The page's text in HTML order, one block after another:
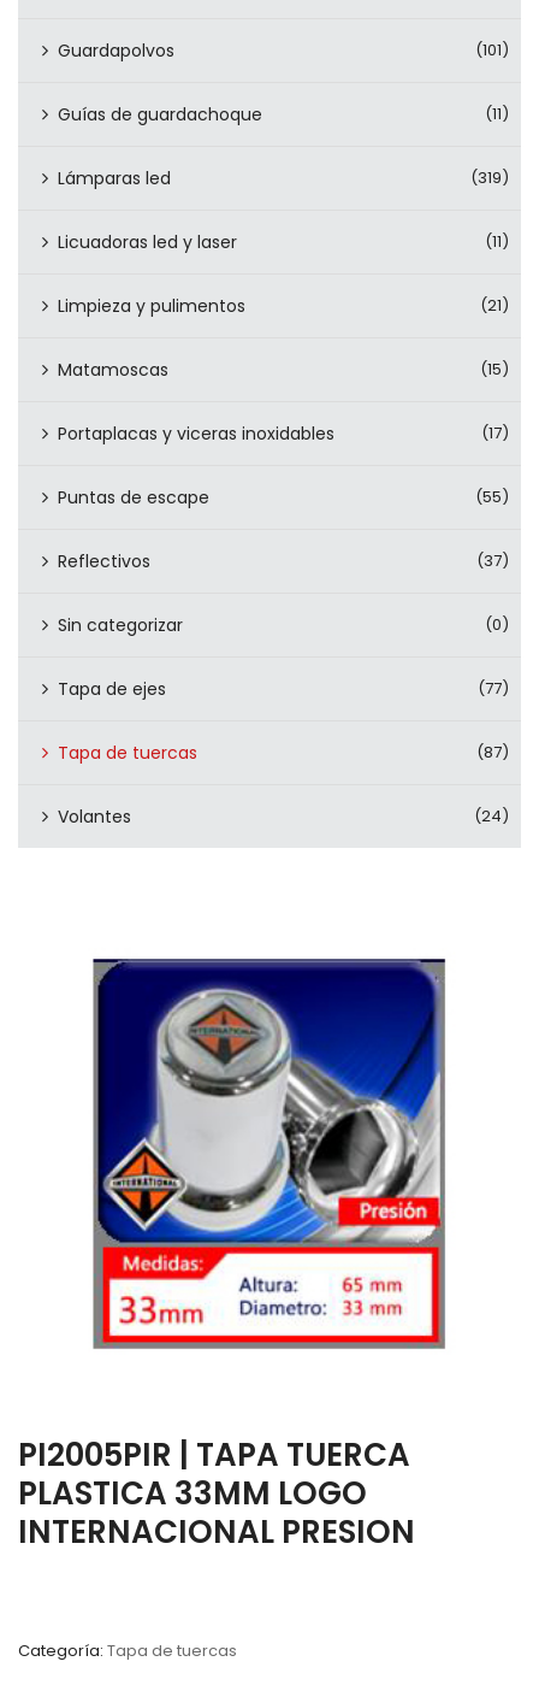
Guardapolvos (101)
Guías de guardachoque (11)
Lámparas led (319)
Licuadoras led y laser (11)
Limpieza y pulimentos (21)
Matamoscas (15)
Portaplacas y viceras inoxidables (17)
Puntas de escape (55)
Reflectivos (37)
Sin categorizar (0)
Tapa de ejes (77)
Tapa de tuercas (87)
Volantes (24)
PI2005PIR | TAPA TUERCA
PLASTICA 33MM LOGO
INTERNACIONAL PRESION
Categoría: Tapa de tuercas